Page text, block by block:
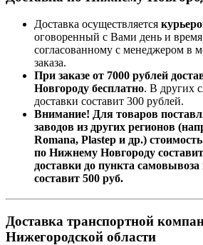
Доставка осуществляется
оговоренный с Вами день и время
согласованному с менеджером в
заказа.
При заказе от 7000 рублей
Новгороду бесплатно. В других
доставки составит 300 рублей.
Внимание! Для товаров
заводов из других регионов
Romana, Plastep и др.)
по Нижнему Новгороду
доставки до пункта
составит 500 руб.
Доставка транспортной
Нижегородской области